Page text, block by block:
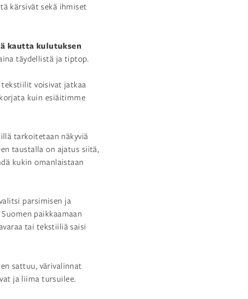
kärsivät sekä ihmiset
kautta kulutuksen
täydellistä ja tiptop.
voisivat jatkaa
kuin esiäitimme
tarkoitetaan näkyviä
taustalla on ajatus siitä,
kukin omanlaistaan
parsimisen ja
paikkaamaan
tai tekstiiliä saisi
sattuu, värivalinnat
ja liima tursuilee.